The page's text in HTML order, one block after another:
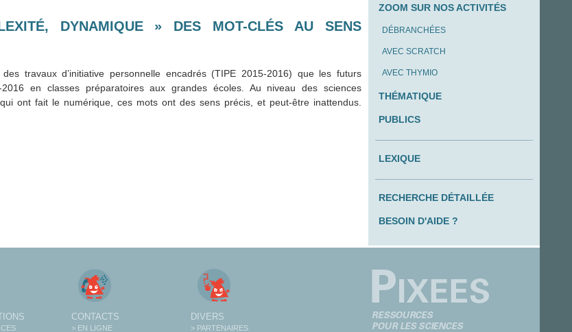
DYNAMIQUE » DES MOT-CLÉS AU SENS
travaux d’initiative personnelle encadrés (TIPE 2015-2016) que les futurs
en classes préparatoires aux grandes écoles. Au niveau des sciences
ont fait le numérique, ces mots ont des sens précis, et peut-être inattendus.
ZOOM SUR NOS ACTIVITÉS
DÉBRANCHÉES
AVEC SCRATCH
AVEC THYMIO
THÉMATIQUE
PUBLICS
LEXIQUE
RECHERCHE DÉTAILLÉE
BESOIN D'AIDE ?
CONTACTS
> EN LIGNE
DIVERS
> PARTENAIRES